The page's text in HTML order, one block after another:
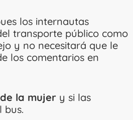
los internautas
transporte público como
y no necesitará que le
los comentarios en
la mujer y si las
bus.